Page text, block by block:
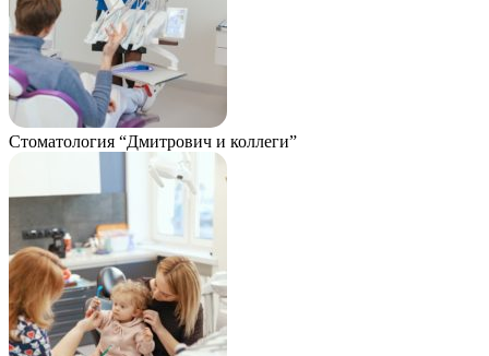
Стоматология “Дмитрович и коллеги”